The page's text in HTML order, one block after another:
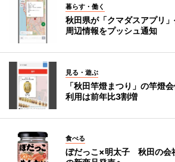
暮らす・働く
秋田県が「クマダスアプリ
周辺情報をプッシュ通知
見る・遊ぶ
「秋田竿燈まつり」の竿燈
利用は前年比3割増
食べる
ぼだっこ×明太子 秋田の会